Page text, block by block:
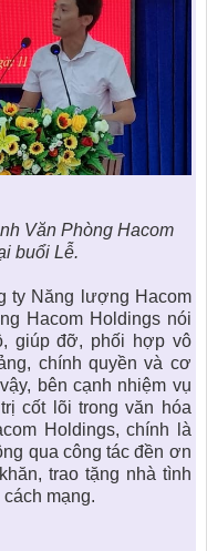
Văn Phòng Hacom
buổi Lễ.
ty Năng lượng Hacom
Hacom Holdings nói
giúp đỡ, phối hợp vô
chính quyền và cơ
bên cạnh nhiệm vụ
cốt lõi trong văn hóa
Holdings, chính là
qua công tác đền ơn
trao tặng nhà tình
mạng.